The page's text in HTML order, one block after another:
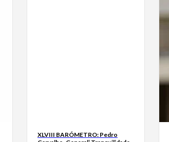
XLVIII BARÓMETRO: Pedro